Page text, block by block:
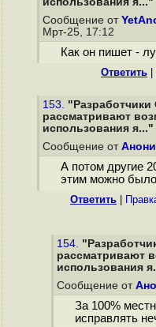
Сообщение от
Мрт-25, 17:12
Как он пишет -
Ответить
153. "Разработчики
рассматривают
использования я..."
Сообщение от
А потом другие
этим можно было
Ответить
154.
рассматривают
использования
Сообщение от
За 100%
исправлять